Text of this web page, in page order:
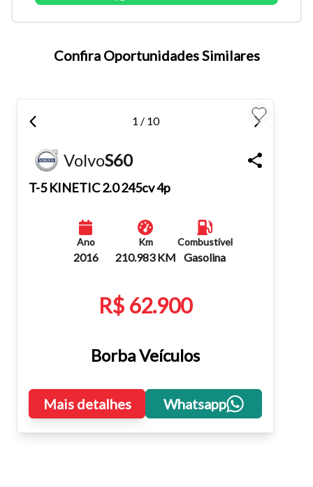
atalhos Ctrl+ (para aumentar) e Ctrl- (para diminuir) no seu
teclado.
Fechar
Confira Oportunidades Similares
1 / 10
VolvoS60
T-5 KINETIC 2.0 245cv 4p
Ano
2016
Km
210.983 KM
Combustível
Gasolina
R$ 62.900
Borba Veículos
Mais detalhes Whatsapp